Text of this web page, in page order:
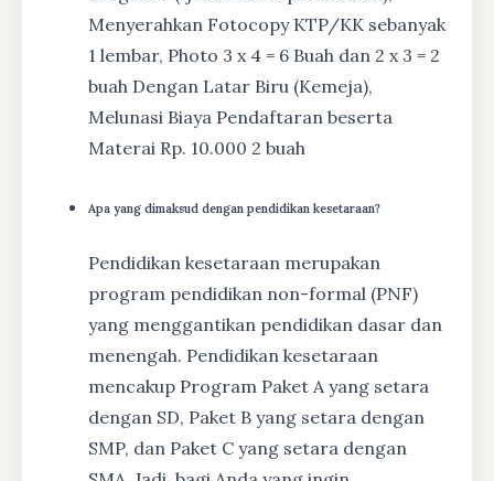
Menyerahkan Fotocopy KTP/KK sebanyak
1 lembar, Photo 3 x 4 = 6 Buah dan 2 x 3 = 2
buah Dengan Latar Biru (Kemeja),
Melunasi Biaya Pendaftaran beserta
Materai Rp. 10.000 2 buah
Apa yang dimaksud dengan pendidikan kesetaraan?
Pendidikan kesetaraan merupakan
program pendidikan non-formal (PNF)
yang menggantikan pendidikan dasar dan
menengah. Pendidikan kesetaraan
mencakup Program Paket A yang setara
dengan SD, Paket B yang setara dengan
SMP, dan Paket C yang setara dengan